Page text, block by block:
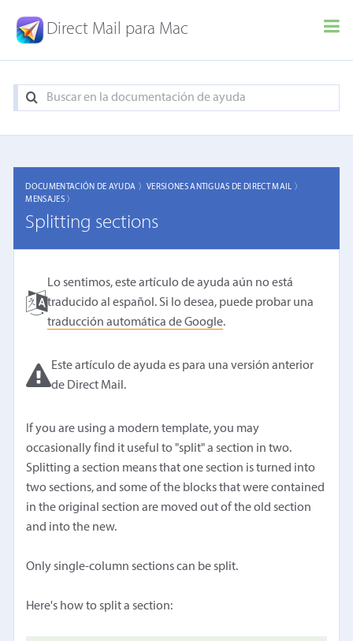
Direct Mail para Mac
DOCUMENTACIÓN DE AYUDA 〉VERSIONES ANTIGUAS DE DIRECT MAIL 〉
MENSAJES 〉
Splitting sections
Lo sentimos, este artículo de ayuda aún no está
traducido al español. Si lo desea, puede probar una
traducción automática de Google.
Este artículo de ayuda es para una versión anterior
de Direct Mail.
If you are using a modern template, you may
occasionally find it useful to "split" a section in two.
Splitting a section means that one section is turned into
two sections, and some of the blocks that were contained
in the original section are moved out of the old section
and into the new.
Only single-column sections can be split.
Here's how to split a section: